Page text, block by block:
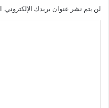
ق
ت
لن يتم نشر عنوان بريدك الإلكتروني.